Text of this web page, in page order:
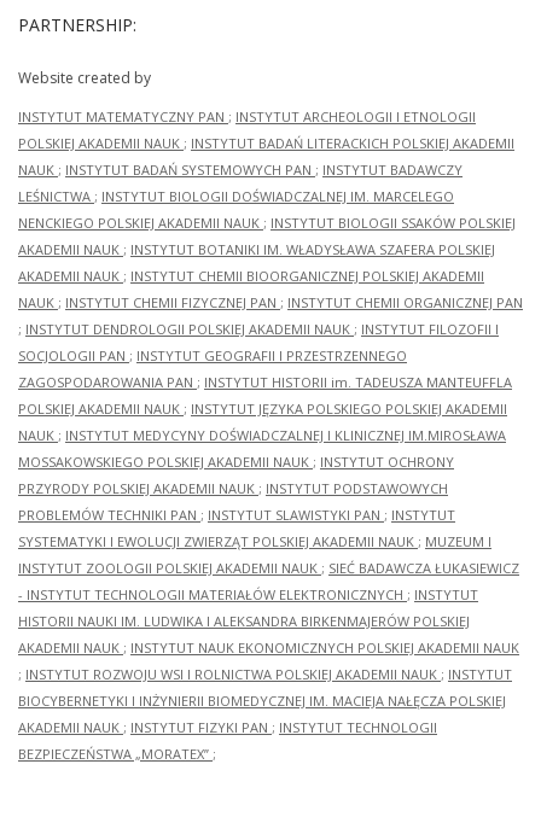
PARTNERSHIP:
Website created by
INSTYTUT MATEMATYCZNY PAN ; INSTYTUT ARCHEOLOGII I ETNOLOGII
POLSKIEJ AKADEMII NAUK ; INSTYTUT BADAŃ LITERACKICH POLSKIEJ AKADEMII
NAUK ; INSTYTUT BADAŃ SYSTEMOWYCH PAN ; INSTYTUT BADAWCZY
LEŚNICTWA ; INSTYTUT BIOLOGII DOŚWIADCZALNEJ IM. MARCELEGO
NENCKIEGO POLSKIEJ AKADEMII NAUK ; INSTYTUT BIOLOGII SSAKÓW POLSKIEJ
AKADEMII NAUK ; INSTYTUT BOTANIKI IM. WŁADYSŁAWA SZAFERA POLSKIEJ
AKADEMII NAUK ; INSTYTUT CHEMII BIOORGANICZNEJ POLSKIEJ AKADEMII
NAUK ; INSTYTUT CHEMII FIZYCZNEJ PAN ; INSTYTUT CHEMII ORGANICZNEJ PAN
; INSTYTUT DENDROLOGII POLSKIEJ AKADEMII NAUK ; INSTYTUT FILOZOFII I
SOCJOLOGII PAN ; INSTYTUT GEOGRAFII I PRZESTRZENNEGO
ZAGOSPODAROWANIA PAN ; INSTYTUT HISTORII im. TADEUSZA MANTEUFFLA
POLSKIEJ AKADEMII NAUK ; INSTYTUT JĘZYKA POLSKIEGO POLSKIEJ AKADEMII
NAUK ; INSTYTUT MEDYCYNY DOŚWIADCZALNEJ I KLINICZNEJ IM.MIROSŁAWA
MOSSAKOWSKIEGO POLSKIEJ AKADEMII NAUK ; INSTYTUT OCHRONY
PRZYRODY POLSKIEJ AKADEMII NAUK ; INSTYTUT PODSTAWOWYCH
PROBLEMÓW TECHNIKI PAN ; INSTYTUT SLAWISTYKI PAN ; INSTYTUT
SYSTEMATYKI I EWOLUCJI ZWIERZĄT POLSKIEJ AKADEMII NAUK ; MUZEUM I
INSTYTUT ZOOLOGII POLSKIEJ AKADEMII NAUK ; SIEĆ BADAWCZA ŁUKASIEWICZ
- INSTYTUT TECHNOLOGII MATERIAŁÓW ELEKTRONICZNYCH ; INSTYTUT
HISTORII NAUKI IM. LUDWIKA I ALEKSANDRA BIRKENMAJERÓW POLSKIEJ
AKADEMII NAUK ; INSTYTUT NAUK EKONOMICZNYCH POLSKIEJ AKADEMII NAUK
; INSTYTUT ROZWOJU WSI I ROLNICTWA POLSKIEJ AKADEMII NAUK ; INSTYTUT
BIOCYBERNETYKI I INŻYNIERII BIOMEDYCZNEJ IM. MACIEJA NAŁĘCZA POLSKIEJ
AKADEMII NAUK ; INSTYTUT FIZYKI PAN ; INSTYTUT TECHNOLOGII
BEZPIECZEŃSTWA „MORATEX” ;